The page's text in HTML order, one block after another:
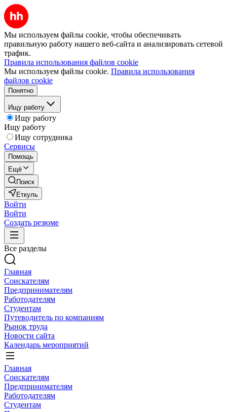
Мы используем файлы cookie, чтобы обеспечивать
правильную работу нашего веб-сайта и анализировать сетевой
трафик.
Правила использования файлов cookie
Мы используем файлы cookie. Правила использования
файлов cookie
Понятно
Ищу работу
Ищу работу
Ищу работу
Ищу сотрудника
Сервисы
Помощь
Ещё
Поиск
Еткуль
Войти
Войти
Создать резюме
Все разделы
Главная
Соискателям
Предпринимателям
Работодателям
Студентам
Путеводитель по компаниям
Рынок труда
Новости сайта
Календарь мероприятий
Главная
Соискателям
Предпринимателям
Работодателям
Студентам